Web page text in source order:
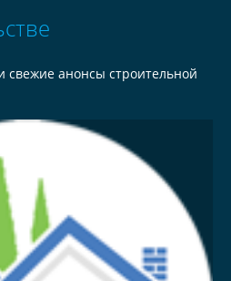
свежие анонсы строительной